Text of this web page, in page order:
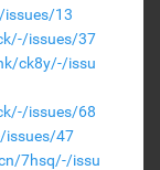
13
issues/37
ck8y/-/issu
issues/68
issues/47
7hsq/-/issu